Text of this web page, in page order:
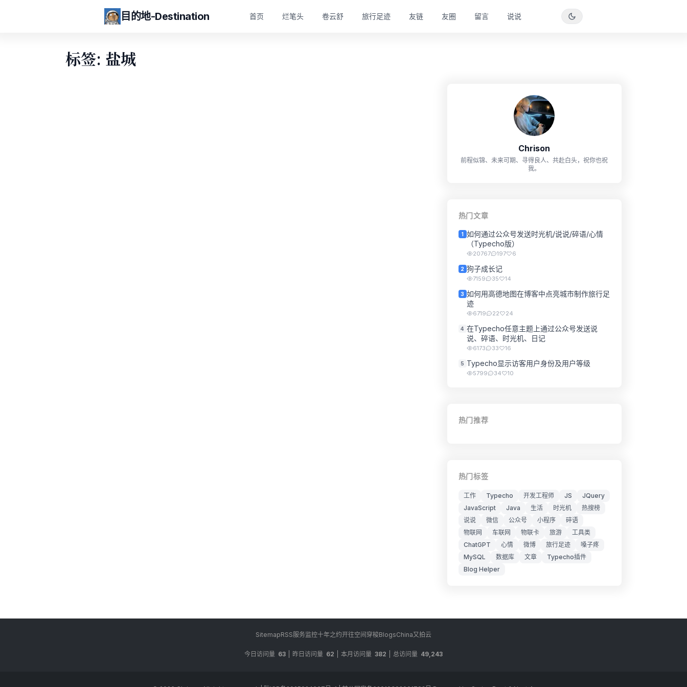
目的地-Destination 首页 烂笔头 卷云舒 旅行足迹 友链 友圈 留言 说说
标签: 盐城
Chrison
前程似锦、未来可期、寻得良人、共赴白头，祝你也祝
我。
热门文章
1 如何通过公众号发送时光机/说说/碎语/心情
（Typecho版）
20767 197 6
2 狗子成长记
7159 35 14
3 如何用高德地图在博客中点亮城市制作旅行足
迹
6719 22 24
4 在Typecho任意主题上通过公众号发送说
说、碎语、时光机、日记
6173 33 16
5 Typecho显示访客用户身份及用户等级
5799 34 10
热门推荐
热门标签
工作 Typecho 开发工程师 JS
JQuery
JavaScript
Java 生活 时光机
热搜榜
说说
微信 公众号 小程序
碎语
物联网
车联网 物联卡 旅游
工具类
ChatGPT
心情 微博 旅行足迹
嗓子疼
MySQL
数据库 文章
Typecho插件
Blog Helper
SitemapRSS服务监控十年之约开往空间穿梭BlogsChina又拍云
今日访问量 63 昨日访问量 62 本月访问量 382 总访问量 49,243